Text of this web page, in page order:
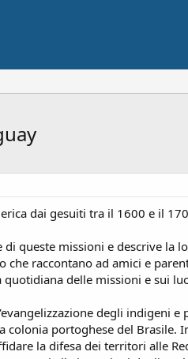
dai gesuiti tra il 1600 e il
queste missioni e descrive la
raccontano ad amici e
delle missioni e sui
degli indigeni
portoghese del Brasile.
la difesa dei territori alle